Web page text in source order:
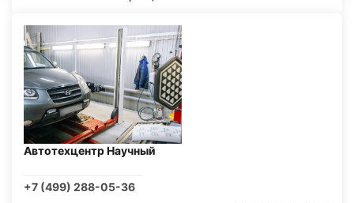
Автотехцентр Научный
+7 (499) 288-05-36